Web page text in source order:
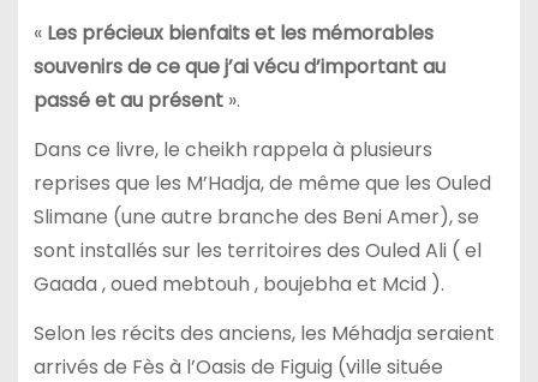
« Les précieux bienfaits et les mémorables
souvenirs de ce que j’ai vécu d’important au
passé et au présent ».
Dans ce livre, le cheikh rappela à plusieurs
reprises que les M’Hadja, de même que les Ouled
Slimane (une autre branche des Beni Amer), se
sont installés sur les territoires des Ouled Ali ( el
Gaada , oued mebtouh , boujebha et Mcid ).
Selon les récits des anciens, les Méhadja seraient
arrivés de Fès à l’Oasis de Figuig (ville située